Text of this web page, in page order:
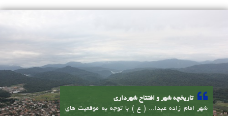
تاریخچه شهر و افتتاح شهرداری
طبق مصوبه شماره 82302/ت46828ک، هیأت دولت و